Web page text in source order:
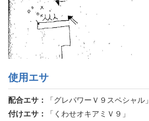
使用エサ
配合エサ：
「グレパワーＶ９スペシャル」
付けエサ：
「くわせオキアミＶ９」